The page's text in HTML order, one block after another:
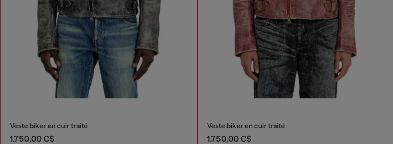
Veste biker en cuir traité
1.750,00 C$
Veste biker en cuir traité
1.750,00 C$